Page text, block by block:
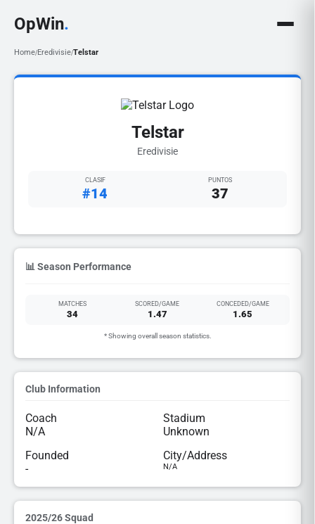
OpWin.
Home/Eredivisie/Telstar
Telstar
Eredivisie
CLASIF
#14
PUNTOS
37
📊 Season Performance
MATCHES
34
SCORED/GAME
1.47
CONCEDED/GAME
1.65
* Showing overall season statistics.
Club Information
Coach
N/A
Stadium
Unknown
Founded
-
City/Address
N/A
2025/26 Squad